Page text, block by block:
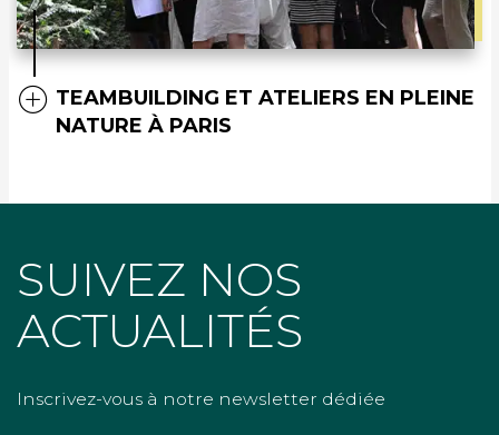
TEAMBUILDING ET ATELIERS EN PLEINE
NATURE À PARIS
SUIVEZ NOS
ACTUALITÉS
Inscrivez-vous à notre newsletter dédiée